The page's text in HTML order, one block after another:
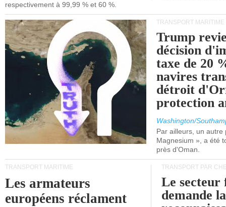
respectivement à 99,99 % et 60 %.
TRANSPORT MARITIME
Trump
décision
taxe de 20
navires
détroit
protection
Washington/
Par ailleurs, un autre
Magnesium », a été
près d'Oman.
TRANSPORT MARITIME
Les armateurs
européens réclament
TRANSPORT PAR
Le
demande la